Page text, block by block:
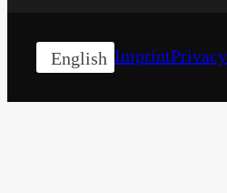
English Imprint